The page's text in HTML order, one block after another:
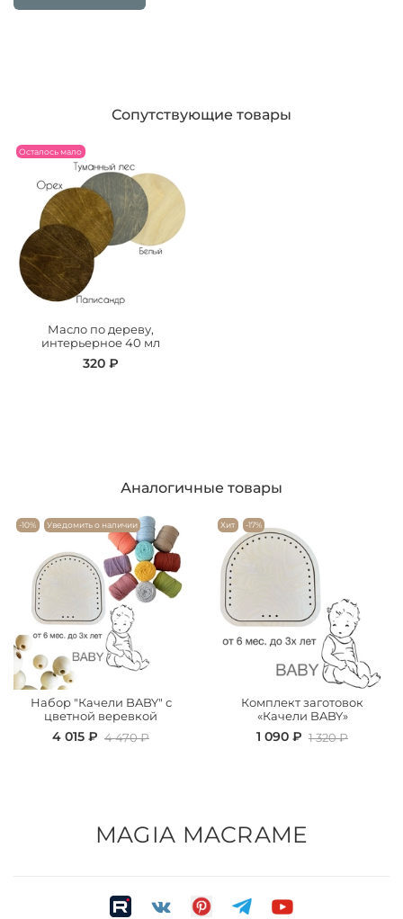
Сопутствующие товары
Осталось мало
Масло по дереву,
интерьерное 40 мл
320 ₽
Аналогичные товары
-10% Уведомить о наличии
Набор "Качели BABY" с
цветной веревкой
4 015 ₽ 4 470 ₽
Хит -17%
Комплект заготовок
«Качели BABY»
1 090 ₽ 1 320 ₽
MAGIA MACRAME